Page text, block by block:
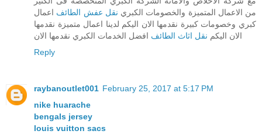
من الاعمال المتميزة والخصومات الكبري نقل عفش الطائف اعمال
كبري وخصومات كبيرة نقدمها الان اليكم لدينا اعمال متميزة نقدمها
الان اليكم نقل اثاث الطائف افضل الخدمات الكبري نقدمها الان
Reply
raybanoutlet001 February 25, 2017 at 5:17 PM
nike huarache
bengals jersey
louis vuitton sacs